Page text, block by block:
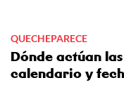
QUECHEPARECE
Dónde actúan
calendario y